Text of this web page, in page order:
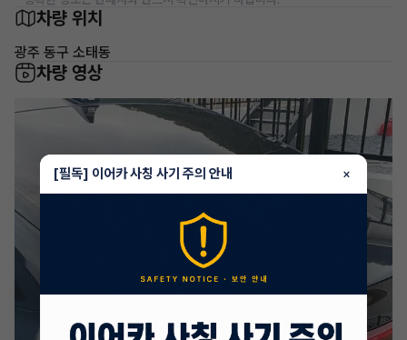
차량 위치
광주 동구 소태동
차량 영상
[필독] 이어카 사칭 사기 주의 안내 ×